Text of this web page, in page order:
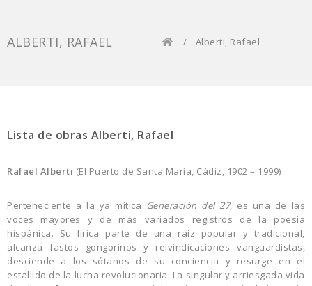
ALBERTI, RAFAEL / Alberti, Rafael
Lista de obras Alberti, Rafael
Rafael Alberti (El Puerto de Santa María, Cádiz, 1902 – 1999)
Perteneciente a la ya mítica Generación del 27, es una de las
voces mayores y de más variados registros de la poesía
hispánica. Su lírica parte de una raíz popular y tradicional,
alcanza fastos gongorinos y reivindicaciones vanguardistas,
desciende a los sótanos de su conciencia y resurge en el
estallido de la lucha revolucionaria. La singular y arriesgada vida